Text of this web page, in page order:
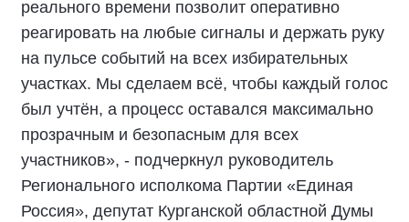
реального времени позволит оперативно
реагировать на любые сигналы и держать руку
на пульсе событий на всех избирательных
участках. Мы сделаем всё, чтобы каждый голос
был учтён, а процесс оставался максимально
прозрачным и безопасным для всех
участников», - подчеркнул руководитель
Регионального исполкома Партии «Единая
Россия», депутат Курганской областной Думы